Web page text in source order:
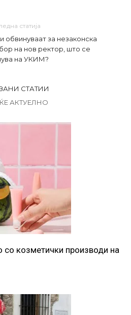
статија
обвинуваат за незаконска
на нов ректор, што се
на УКИМ?
СТАТИИ
АКТУЕЛНО
со козметички производи на